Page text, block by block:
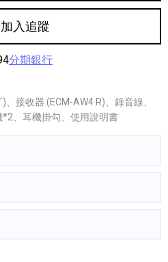
加入追蹤
分期銀行
接收器 (ECM-AW4 R)、錄音線、
、耳機掛勾、使用說明書